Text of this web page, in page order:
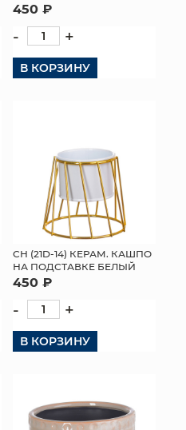
450 ₽
- +
В КОРЗИНУ
СН (21D-14) КЕРАМ. КАШПО
НА ПОДСТАВКЕ БЕЛЫЙ
450 ₽
- +
В КОРЗИНУ